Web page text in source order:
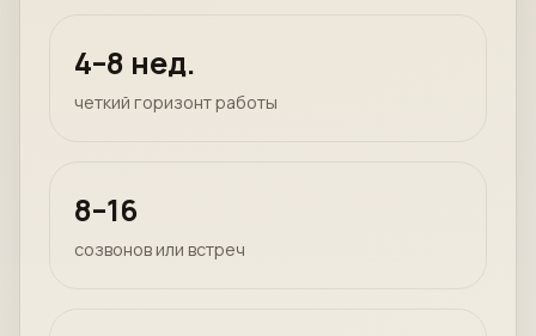
4–8 нед.
четкий горизонт работы
8–16
созвонов или встреч